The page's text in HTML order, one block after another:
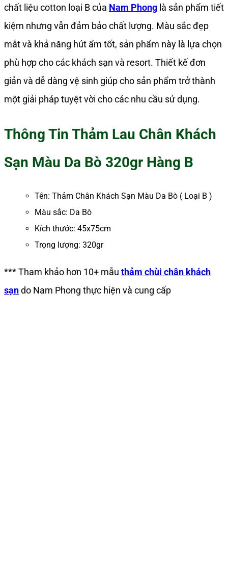
Bò
45x75cm
320gr
Hàng
B
số
chất liệu cotton loại B của Nam Phong là sản phẩm tiết
kiệm nhưng vẫn đảm bảo chất lượng. Màu sắc đẹp
mắt và khả năng hút ẩm tốt, sản phẩm này là lựa chọn
phù hợp cho các khách sạn và resort. Thiết kế đơn
giản và dễ dàng vệ sinh giúp cho sản phẩm trở thành
một giải pháp tuyệt vời cho các nhu cầu sử dụng.
Thông Tin Thảm Lau Chân Khách
Sạn Màu Da Bò 320gr Hàng B
Tên: Thảm Chân Khách Sạn Màu Da Bò ( Loại B )
Màu sắc: Da Bò
Kích thước: 45x75cm
Trọng lượng: 320gr
*** Tham khảo hơn 10+ mẫu thảm chùi chân khách
sạndo Nam Phong thực hiện và cung cấp